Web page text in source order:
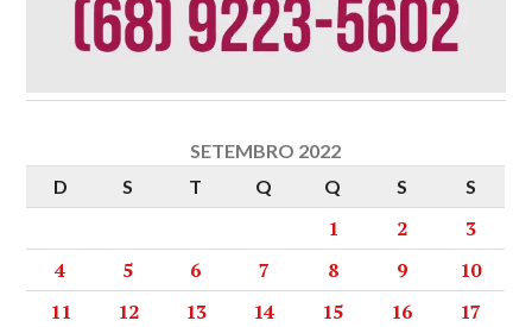
SETEMBRO 2022
D
S T Q Q S S
1 2
3
4
5 6 7 8 9
10
11
12 13 14 15 16
17